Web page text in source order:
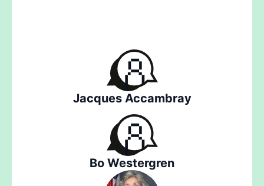
Jacques Accambray
Bo Westergren